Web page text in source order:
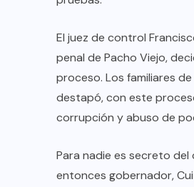
El juez de control
penal de Pacho Viejo,
proceso. Los familiares
destapó, con este
corrupción y abuso de
Para nadie es secreto
entonces gobernador,